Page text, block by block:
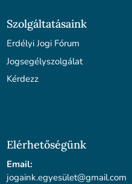
Szolgáltatásaink
Erdélyi Jogi Fórum
Jogsegélyszolgálat
Kérdezz
Elérhetőségünk
Email:
jogaink.egyesület@gmail.com